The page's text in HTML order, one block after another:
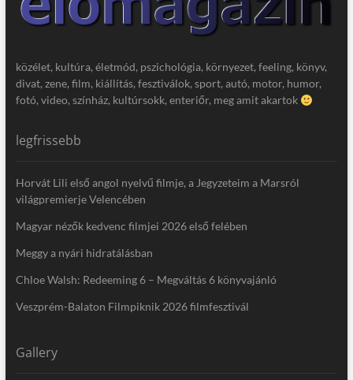
közélet, kultúra, életmód, pszichológia, környezet, feeling, könyv,
divat, zene, film, kiállítás, fesztiválok, sport, autó, motor, humor,
fotó, video, színház, kultúrsokk, enteriőr, meg amit akartok
legfrissebb
Horvát Lili első angol nyelvű filmje, a Jegyzeteim a Marsról
világpremierje Velencében
Magyar nézők kedvenc filmjei 2026 első felében
Meggy a nyári hidratálásban
Chloe Walsh: Redeeming 6 – Megváltás 6 könyvajánló
Veszprém-Balaton Filmpiknik 2026 filmfesztivál
Gallery